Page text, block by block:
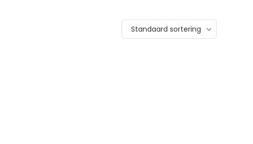
Standaard sortering